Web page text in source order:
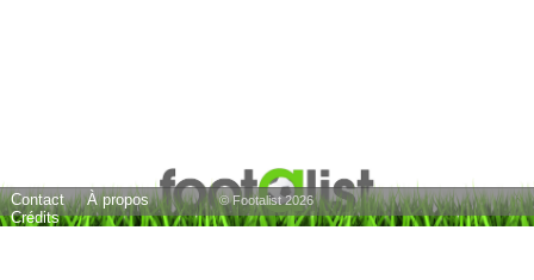
Contact
À propos
Crédits
© Footalist 2026